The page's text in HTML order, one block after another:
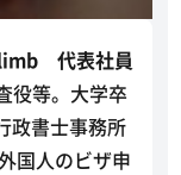
代表社員
役等。大学卒
政書士事務所
国人のビザ申